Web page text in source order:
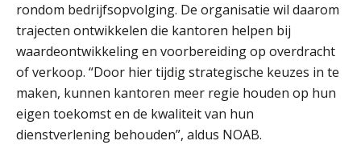
rondom bedrijfsopvolging. De organisatie wil daarom
trajecten ontwikkelen die kantoren helpen bij
waardeontwikkeling en voorbereiding op overdracht
of verkoop. “Door hier tijdig strategische keuzes in te
maken, kunnen kantoren meer regie houden op hun
eigen toekomst en de kwaliteit van hun
dienstverlening behouden”, aldus NOAB.
Fusies en overnames | Met
waardebepalingen bedrijfsadvies
dichter bij de ondernemer
Van Wwft naar AMLR: wat verandert
Driver-based models: de essentiële
bouwstenen voor elk finance team